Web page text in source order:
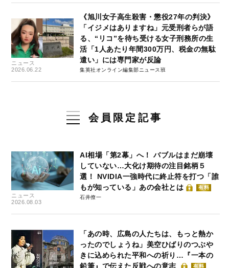
ニュース
2026.06.22
《旭川女子高生殺害・懲役27年の判決》
「イジメはありますね」元受刑者らが語
る、“リコ”を待ち受ける女子刑務所の生
活「1人あたり年間300万円、税金の無駄
遣い」には専門家が反論
集英社オンライン編集部ニュース班
会員限定記事
ニュース
2026.08.03
AI相場「第2幕」へ！ バブルはまだ崩壊
していない…大化け期待の注目銘柄５
選！ NVIDIA一強時代に終止符を打つ「誰
もが知っている」あの会社とは
有料
石井僚一
「あの時、広島の人たちは、もっと熱か
ったのでしょうね」美空ひばりのつぶや
きに込められた平和への祈り…『一本の
鉛筆』で伝えた反戦への意志
有料